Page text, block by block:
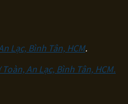
Lạc, Bình Tân, HCM.
An Lạc, Bình Tân, HCM.